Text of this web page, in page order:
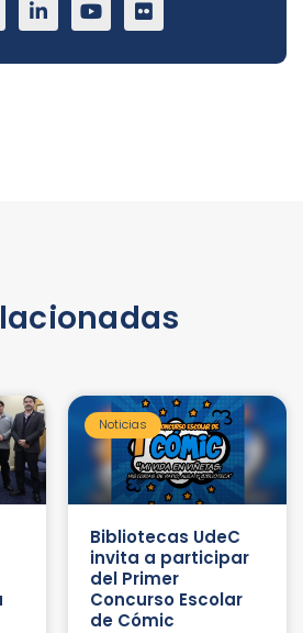
Noticias
Bibliotecas UdeC
invita a participar
del Primer
Concurso Escolar
de Cómic